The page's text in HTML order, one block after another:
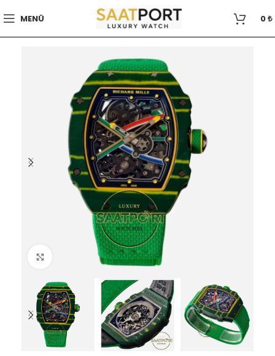
MENÜ 0₺
Büyütmek için tıklayın